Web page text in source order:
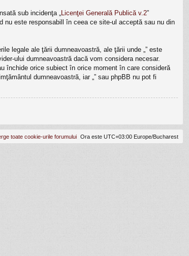
sub incidenţa „Licenţei Generală Publică v.2”
nu este responsabill în ceea ce site-ul acceptă sau nu din
legale ale ţării dumneavoastră, ale ţării unde „” este
ului dumneavoastră dacă vom considera necesar.
închide orice subiect în orice moment în care consideră
dumneavoastră, iar „” sau phpBB nu pot fi
Ora este UTC+03:00 Europe/Bucharest
toate cookie-urile forumului